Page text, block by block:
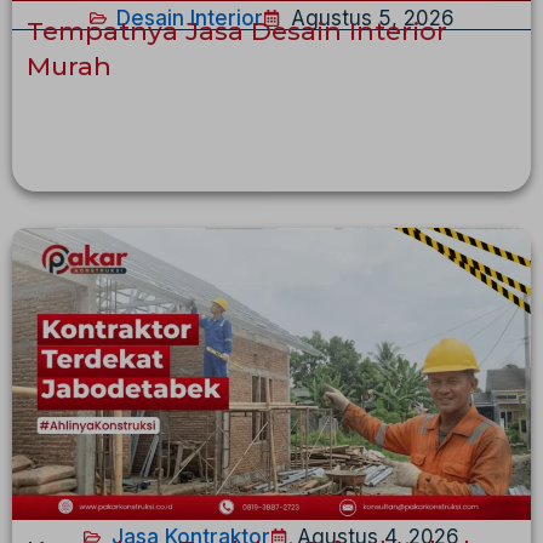
Desain Interior Agustus 5, 2026
Tempatnya Jasa Desain Interior
Murah
Jasa Kontraktor Agustus 4, 2026